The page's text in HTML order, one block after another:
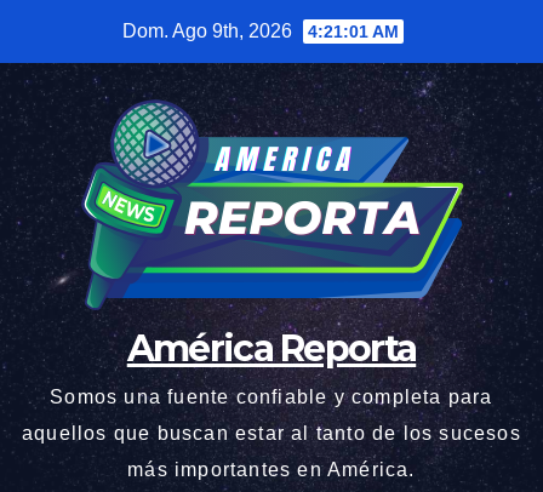
contenido
Dom. Ago 9th, 2026 4:21:03 AM
América Reporta
Somos una fuente confiable y completa para
aquellos que buscan estar al tanto de los sucesos
más importantes en América.